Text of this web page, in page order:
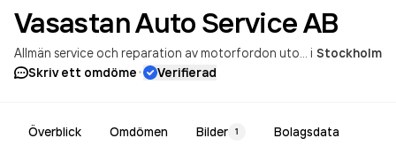
Vasastan Auto ServiceAB
i Stockholm
Skriv ett omdöme· Verifierad
Överblick Omdömen Bilder 1 Bolagsdata